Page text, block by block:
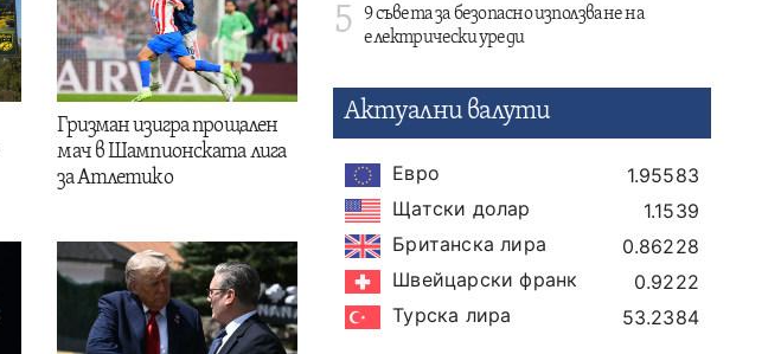
Гризман изигра прощален
мач в Шампионската лига
за Атлетико
5
9 съвета за безопасно използване на
електрически уреди
Актуални валути
Евро
1.95583
Щатски долар
1.1539
Британска лира
0.86228
Швейцарски франк
0.9222
Турска лира
53.2384